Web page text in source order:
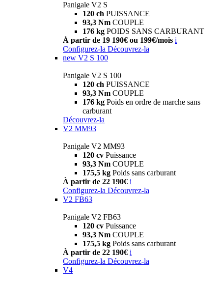
Panigale V2 S
120 ch PUISSANCE
93,3 Nm COUPLE
176 kg POIDS SANS CARBURANT
À partir de 19 190€ ou 199€/mois i
Configurez-la Découvrez-la
new V2 S 100
Panigale V2 S 100
120 ch PUISSANCE
93,3 Nm COUPLE
176 kg Poids en ordre de marche sans
carburant
Découvrez-la
V2 MM93
Panigale V2 MM93
120 cv Puissance
93,3 Nm COUPLE
175,5 kg Poids sans carburant
À partir de 22 190€ i
Configurez-la Découvrez-la
V2 FB63
Panigale V2 FB63
120 cv Puissance
93,3 Nm COUPLE
175,5 kg Poids sans carburant
À partir de 22 190€ i
Configurez-la Découvrez-la
V4